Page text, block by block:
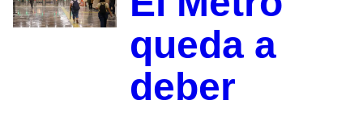
queda a
deber